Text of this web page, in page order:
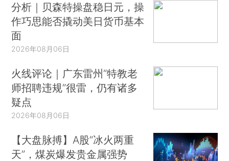
分析｜贝森特操盘稳日元，操
作巧思能否撬动美日货币基本
面
2026年08月06日
火线评论｜广东雷州“特教老
师招聘违规”很雷，仍有诸多
疑点
2026年08月06日
【大盘脉搏】A股“冰火两重
天”，煤炭爆发贵金属强势